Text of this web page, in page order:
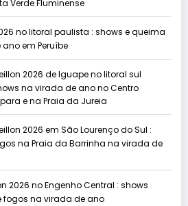
Verde Fluminense
no litoral paulista : shows e queima
em Peruíbe
2026 de Iguape no litoral sul
na virada de ano no Centro
e na Praia da Jureia
2026 em São Lourenço do Sul :
na Praia da Barrinha na virada de
2026 no Engenho Central : shows
na virada de ano